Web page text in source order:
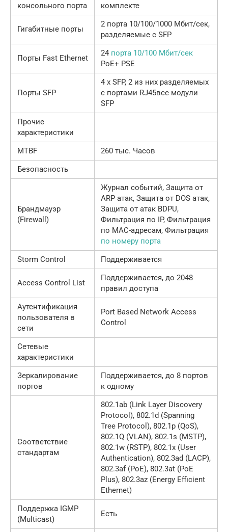
консольного порта
комплекте
Гигабитные порты
2 порта 10/100/1000 Мбит/сек,
разделяемые с SFP
Порты Fast Ethernet
24 порта 10/100 Мбит/сек
PoE+ PSE
Порты SFP
4 x SFP, 2 из них разделяемых
с портами RJ45все модули
SFP
Прочие
характеристики
MTBF
260 тыс. Часов
Безопасность
Брандмауэр
(Firewall)
Журнал событий, Защита от
ARP атак, Защита от DOS атак,
Защита от атак BDPU,
Фильтрация по IP, Фильтрация
по MAC-адресам, Фильтрация
по номеру порта
Storm Control
Поддерживается
Access Control List
Поддерживается, до 2048
правил доступа
Аутентификация
пользователя в
сети
Port Based Network Access
Control
Сетевые
характеристики
Зеркалирование
портов
Поддерживается, до 8 портов
к одному
Соответствие
стандартам
802.1ab (Link Layer Discovery
Protocol), 802.1d (Spanning
Tree Protocol), 802.1p (QoS),
802.1Q (VLAN), 802.1s (MSTP),
802.1w (RSTP), 802.1x (User
Authentication), 802.3ad (LACP),
802.3af (PoE), 802.3at (PoE
Plus), 802.3az (Energy Efficient
Ethernet)
Поддержка IGMP
(Multicast)
Есть